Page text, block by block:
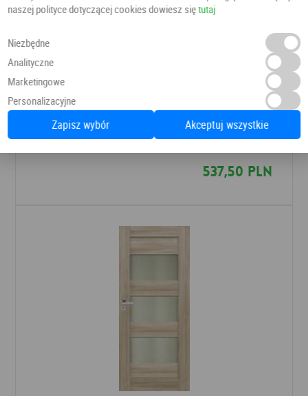
Drzwi Arco W07S1
Drzwi pokojowePOL-SKONE
537,50 PLN
naszej polityce dotyczącej cookies dowiesz siętutaj
Niezbędne
Analityczne
Marketingowe
Personalizacyjne
Zapisz wybór Akceptuj wszystkie